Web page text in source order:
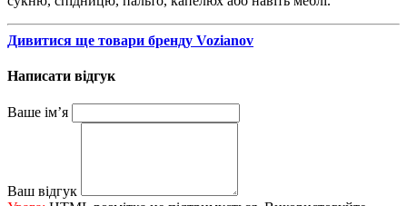
Дивитися ще товари бренду Vozianov
Написати відгук
Ваше ім’я
Ваш відгук